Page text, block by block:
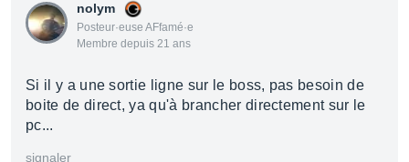
nolym
Posteur·euse AFfamé·e
Membre depuis 21 ans
Si il y a une sortie ligne sur le boss, pas besoin de
boite de direct, ya qu'à brancher directement sur le
pc...
signaler